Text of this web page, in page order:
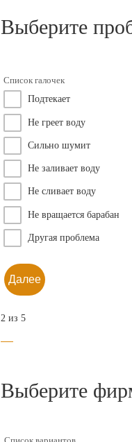
Выберите
Список галочек
Подтекает
Не греет воду
Сильно шумит
Не заливает воду
Не сливает воду
Не вращается барабан
Другая проблема
Далее
2 из 5
Выберите